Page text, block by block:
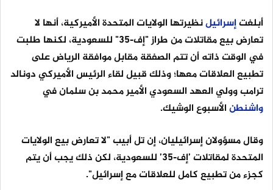
أبلغتإسرائيلنظيرتها الولايات المتحدة الأميركية، أنها لا
تعارض بيع مقاتلات من طراز "إف-35" للسعودية، لكنها طلبت
في الوقت ذاته أن تتم الصفقة مقابل موافقة الرياض على
تطبيع العلاقات معها؛ وذلك قبيل لقاء الرئيس الأميركي دونالد
ترامب وولي العهد السعودي الأمير محمد بن سلمان في
واشنطنالأسبوع الوشيك.
وقال مسؤولان إسرائيليان، إن تل أبيب "لا تعارض بيع الولايات
المتحدة لمقاتلات ’إف-35’ للسعودية، لكن ذلك يجب أن يتم
كجزء من تطبيع كامل للعلاقات مع إسرائيل".